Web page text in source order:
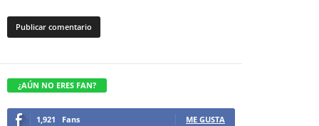
¿AÚN NO ERES FAN?
1,921 Fans ME GUSTA